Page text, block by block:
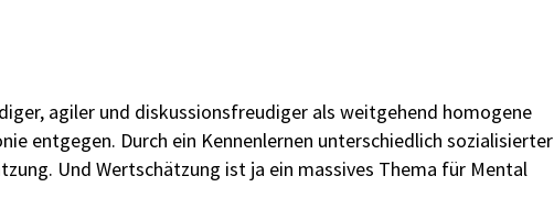
agiler und diskussionsfreudiger als weitgehend homogene
entgegen. Durch ein Kennenlernen unterschiedlich sozialisierter
Und Wertschätzung ist ja ein massives Thema für Mental